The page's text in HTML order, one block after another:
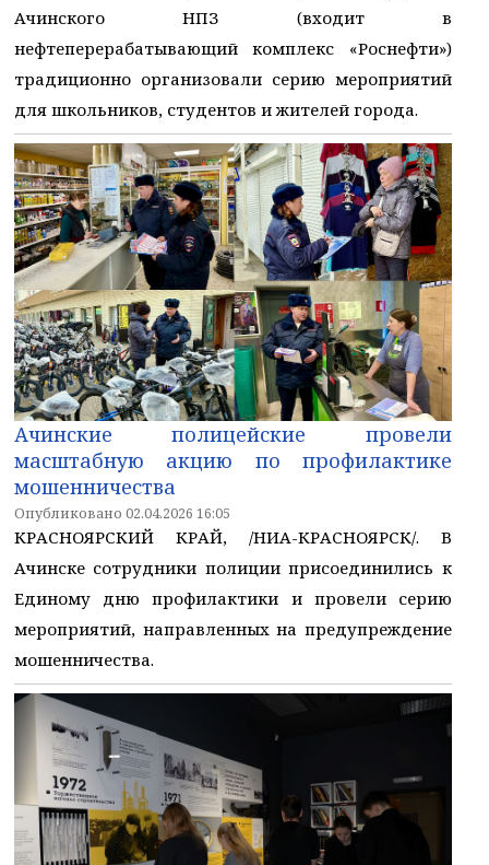
Ачинского НПЗ (входит в
нефтеперерабатывающий комплекс «Роснефти»)
традиционно организовали серию мероприятий
для школьников, студентов и жителей города.
Ачинские полицейские провели
масштабную акцию по профилактике
мошенничества
Опубликовано 02.04.2026 16:05
КРАСНОЯРСКИЙ КРАЙ, /НИА-КРАСНОЯРСК/. В
Ачинске сотрудники полиции присоединились к
Единому дню профилактики и провели серию
мероприятий, направленных на предупреждение
мошенничества.